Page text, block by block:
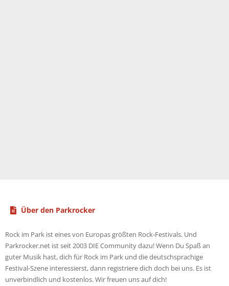
Über den Parkrocker
Rock im Park ist eines von Europas größten Rock-Festivals. Und
Parkrocker.net ist seit 2003 DIE Community dazu! Wenn Du Spaß an
guter Musik hast, dich für Rock im Park und die deutschsprachige
Festival-Szene interessierst, dann registriere dich doch bei uns. Es ist
unverbindlich und kostenlos. Wir freuen uns auf dich!